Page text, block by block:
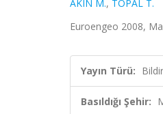
AKIN M., TOPAL T.
Euroengeo 2008,
Yayın Türü:
Basıldığı Şehir: